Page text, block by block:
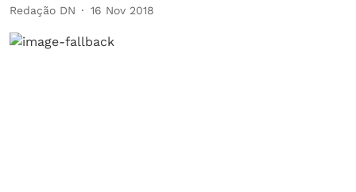
Redação DN 16 Nov 2018